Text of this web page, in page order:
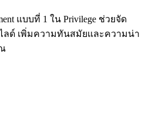
แบบที่ 1 ใน Privilege ช่วยจัด
ลด์ เพิ่มความทันสมัยและความน่า